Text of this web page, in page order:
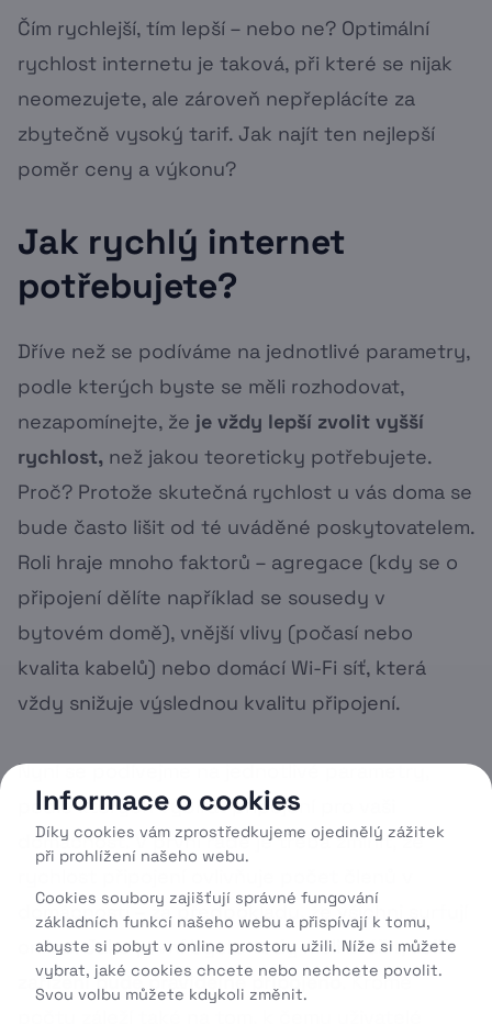
Čím rychlejší, tím lepší – nebo ne? Optimální
rychlost internetu je taková, při které se nijak
neomezujete, ale zároveň nepřeplácíte za
zbytečně vysoký tarif. Jak najít ten nejlepší
poměr ceny a výkonu?
Jak rychlý internet
potřebujete?
Dříve než se podíváme na jednotlivé parametry,
podle kterých byste se měli rozhodovat,
nezapomínejte, že je vždy lepší zvolit vyšší
rychlost, než jakou teoreticky potřebujete.
Proč? Protože skutečná rychlost u vás doma se
bude často lišit od té uváděné poskytovatelem.
Roli hraje mnoho faktorů – agregace (kdy se o
připojení dělíte například se sousedy v
bytovém domě), vnější vlivy (počasí nebo
kvalita kabelů) nebo domácí Wi-Fi síť, která
vždy snižuje výslednou kvalitu připojení.
Nyní se podívejme na jednotlivé parametry,
podle kterých vybírat připojení pro vaši
domácnost. V první řadě je třeba zmínit, že
domácnosti – za předpokladu, že všichni surfují
online. Jako první byste tedy měli zvážit,kolik
zařízení bude pravidelně připojeno. Kromě
Informace o cookies
Díky cookies vám zprostředkujeme ojedinělý zážitek
při prohlížení našeho webu.
Cookies soubory zajišťují správné fungování
základních funkcí našeho webu a přispívají k tomu,
abyste si pobyt v online prostoru užili. Níže si můžete
vybrat, jaké cookies chcete nebo nechcete povolit.
Svou volbu můžete kdykoli změnit.